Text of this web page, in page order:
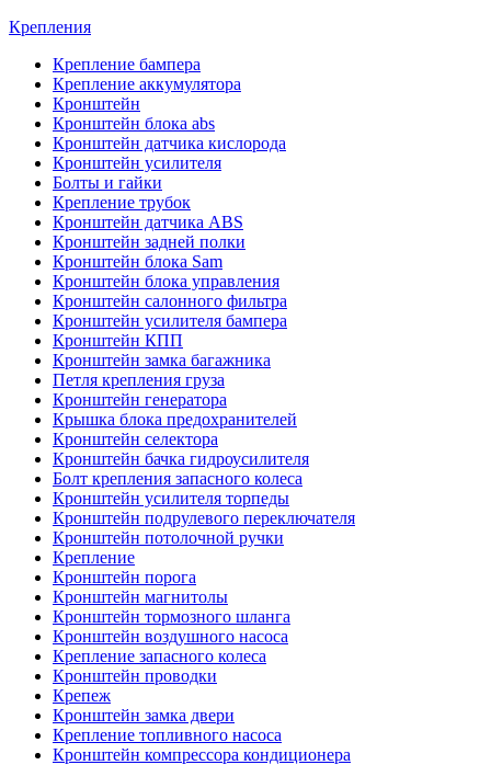
Крепления
Крепление бампера
Крепление аккумулятора
Кронштейн
Кронштейн блока abs
Кронштейн датчика кислорода
Кронштейн усилителя
Болты и гайки
Крепление трубок
Кронштейн датчика ABS
Кронштейн задней полки
Кронштейн блока Sam
Кронштейн блока управления
Кронштейн салонного фильтра
Кронштейн усилителя бампера
Кронштейн КПП
Кронштейн замка багажника
Петля крепления груза
Кронштейн генератора
Крышка блока предохранителей
Кронштейн селектора
Кронштейн бачка гидроусилителя
Болт крепления запасного колеса
Кронштейн усилителя торпеды
Кронштейн подрулевого переключателя
Кронштейн потолочной ручки
Крепление
Кронштейн порога
Кронштейн магнитолы
Кронштейн тормозного шланга
Кронштейн воздушного насоса
Крепление запасного колеса
Кронштейн проводки
Крепеж
Кронштейн замка двери
Крепление топливного насоса
Кронштейн компрессора кондиционера